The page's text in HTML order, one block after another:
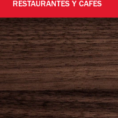
RESTAURANTES Y CAFES